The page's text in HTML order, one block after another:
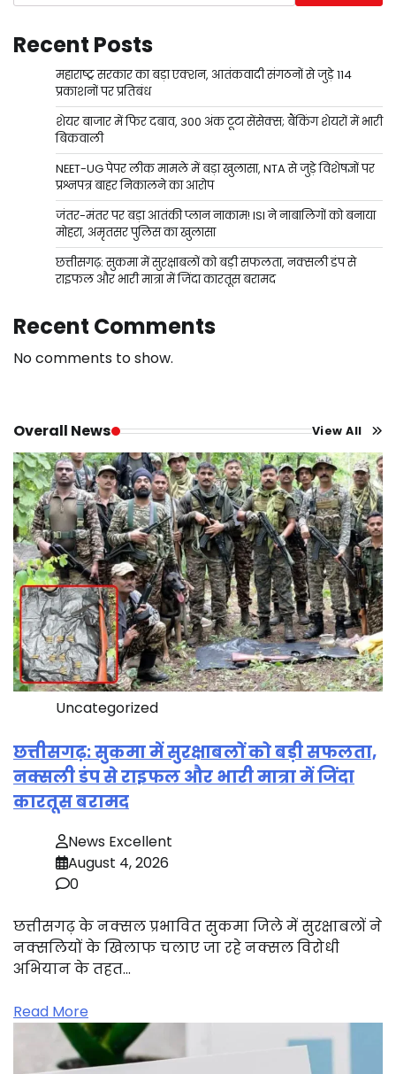
Recent Posts
महाराष्ट्र सरकार का बड़ा एक्शन, आतंकवादी संगठनों से जुड़े 114
प्रकाशनों पर प्रतिबंध
शेयर बाजार में फिर दबाव, 300 अंक टूटा सेंसेक्स; बैंकिंग शेयरों में भारी
बिकवाली
NEET-UG पेपर लीक मामले में बड़ा खुलासा, NTA से जुड़े विशेषज्ञों पर
प्रश्नपत्र बाहर निकालने का आरोप
जंतर-मंतर पर बड़ा आतंकी प्लान नाकाम! ISI ने नाबालिगों को बनाया
मोहरा, अमृतसर पुलिस का खुलासा
छत्तीसगढ़: सुकमा में सुरक्षाबलों को बड़ी सफलता, नक्सली डंप से
राइफल और भारी मात्रा में जिंदा कारतूस बरामद
Recent Comments
No comments to show.
Overall News View All
Uncategorized
छत्तीसगढ़: सुकमा में सुरक्षाबलों को बड़ी सफलता,
नक्सली डंप से राइफल और भारी मात्रा में जिंदा
कारतूस बरामद
News Excellent
August 4, 2026
0
छत्तीसगढ़ के नक्सल प्रभावित सुकमा जिले में सुरक्षाबलों ने
नक्सलियों के खिलाफ चलाए जा रहे नक्सल विरोधी
अभियान के तहत…
Read More